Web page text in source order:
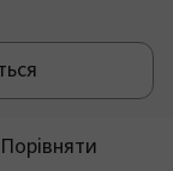
Порівняти